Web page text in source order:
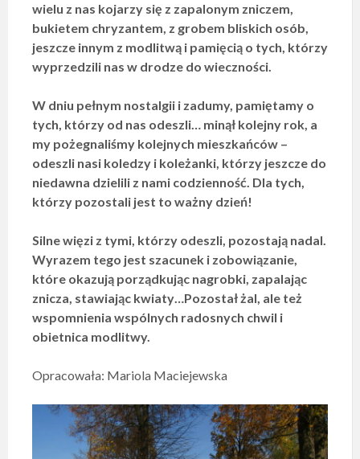
wielu z nas kojarzy się z zapalonym zniczem,
bukietem chryzantem, z grobem bliskich osób,
jeszcze innym z modlitwą i pamięcią o tych, którzy
wyprzedzili nas w drodze do wieczności.
W dniu pełnym nostalgii i zadumy, pamiętamy o
tych, którzy od nas odeszli… minął kolejny rok, a
my pożegnaliśmy kolejnych mieszkańców –
odeszli nasi koledzy i koleżanki, którzy jeszcze do
niedawna dzielili z nami codzienność. Dla tych,
którzy pozostali jest to ważny dzień!
Silne więzi z tymi, którzy odeszli, pozostają nadal.
Wyrazem tego jest szacunek i zobowiązanie,
które okazują porządkując nagrobki, zapalając
znicza, stawiając kwiaty…Pozostał żal, ale też
wspomnienia wspólnych radosnych chwil i
obietnica modlitwy.
Opracowała: Mariola Maciejewska